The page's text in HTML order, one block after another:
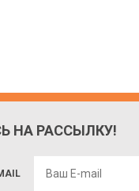
НА РАССЫЛКУ!